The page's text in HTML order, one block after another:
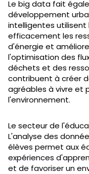
Le big data fait
développement
intelligentes utilisent
efficacement les
d'énergie et
l'optimisation des
déchets et des
contribuent à créer
agréables à vivre et
l'environnement.
Le secteur de
L'analyse des
élèves permet aux
expériences
et de favoriser un